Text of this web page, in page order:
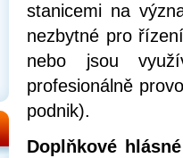
stanicemi na
nezbytné pro
nebo jsou
profesionálně
podnik).
Doplňkové